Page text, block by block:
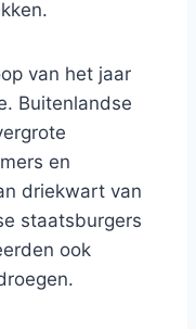
van het jaar
Buitenlandse
en
driekwart van
staatsburgers
ook